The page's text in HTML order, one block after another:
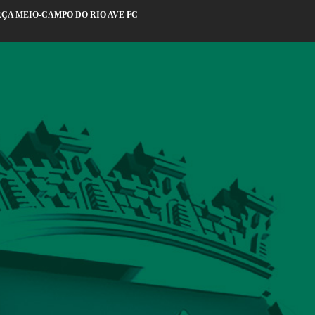
MEIO-CAMPO DO RIO AVE FC